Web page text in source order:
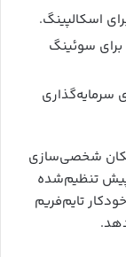
روزانه) برای سوئینگ
سرمایه‌گذاری
شخصی‌سازی
پیش تنظیم‌شده
تایم‌فریم